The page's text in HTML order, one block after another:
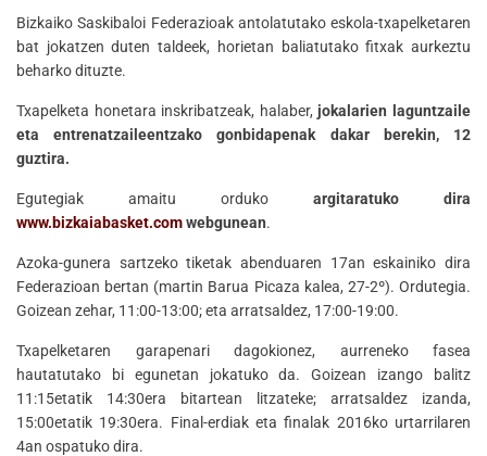
Bizkaiko Saskibaloi Federazioak antolatutako eskola-txapelketaren
bat jokatzen duten taldeek, horietan baliatutako fitxak aurkeztu
beharko dituzte.
Txapelketa honetara inskribatzeak, halaber,jokalarien laguntzaile
eta entrenatzaileentzako gonbidapenak dakar berekin, 12
guztira.
Egutegiak amaitu orduko argitaratuko dira
www.bizkaiabasket.comwebgunean.
Azoka-gunera sartzeko tiketak abenduaren 17an eskainiko dira
Federazioan bertan (martin Barua Picaza kalea, 27-2º). Ordutegia.
Goizean zehar, 11:00-13:00; eta arratsaldez, 17:00-19:00.
Txapelketaren garapenari dagokionez, aurreneko fasea
hautatutako bi egunetan jokatuko da. Goizean izango balitz
11:15etatik 14:30era bitartean litzateke; arratsaldez izanda,
15:00etatik 19:30era. Final-erdiak eta finalak 2016ko urtarrilaren
4an ospatuko dira.